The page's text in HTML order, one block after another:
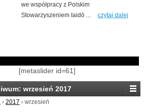
we współpracy z Polskim
Stowarzyszeniem Iaidō ...
czytaj dalej
[metaslider id=61]
wrzesień 2017
› 2017 › wrzesień